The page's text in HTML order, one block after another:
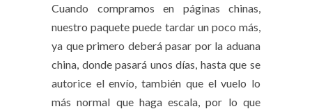
Cuando compramos en páginas chinas,
nuestro paquete puede tardar un poco más,
ya que primero deberá pasar por la aduana
china, donde pasará unos días, hasta que se
autorice el envío, también que el vuelo lo
más normal que haga escala, por lo que